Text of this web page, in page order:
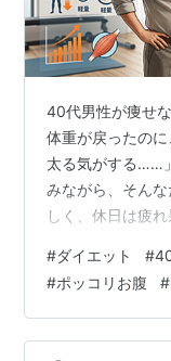
40代男性が痩せ
体重が戻ったの
太る気がする……
みながら、そん
しく、休日は疲
していく。 先に
たが痩せないの
ん。単純に「体
ってしまったか
#ダイエット #
#ポッコリお腹 #